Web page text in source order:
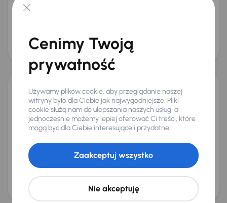
Miesięczna rata
Cena
50 000 zł
Seat Leon
2018193 476 kmBenzyna 1.5 TSI96 kW
Auta krajowe 1.5 TSI Salon Polska
Klimatronic
+3 kolejnych
Miesięczna rata
od 211 zł
Cena promocyjna
33 500 zł
Najniższa cena z 30 dni przed
obniżką
Cena po obniżce
Cenimy Twoją
prywatność
Używamy plików cookie, aby przeglądanie naszej
witryny było dla Ciebie jak najwygodniejsze. Pliki
cookie służą nam do ulepszania naszych usług, a
jednocześnie możemy lepiej oferować Ci treści, które
mogą być dla Ciebie interesujące i przydatne.
Nie akceptuję
Zaakceptuj wszystko